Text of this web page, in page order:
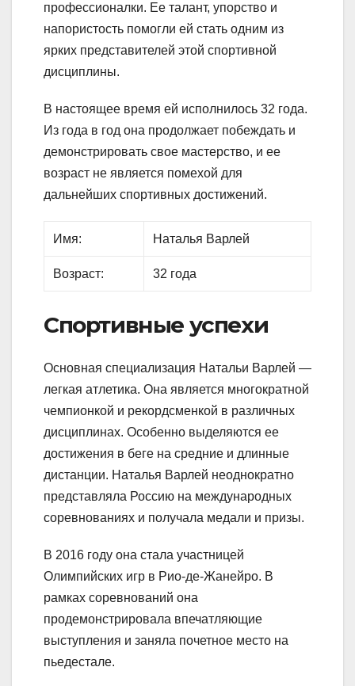
профессионалки. Ее талант, упорство и
напористость помогли ей стать одним из
ярких представителей этой спортивной
дисциплины.
В настоящее время ей исполнилось 32 года.
Из года в год она продолжает побеждать и
демонстрировать свое мастерство, и ее
возраст не является помехой для
дальнейших спортивных достижений.
Имя: Наталья Варлей
Возраст: 32 года
Спортивные успехи
Основная специализация Натальи Варлей —
легкая атлетика. Она является многократной
чемпионкой и рекордсменкой в различных
дисциплинах. Особенно выделяются ее
достижения в беге на средние и длинные
дистанции. Наталья Варлей неоднократно
представляла Россию на международных
соревнованиях и получала медали и призы.
В 2016 году она стала участницей
Олимпийских игр в Рио-де-Жанейро. В
рамках соревнований она
продемонстрировала впечатляющие
выступления и заняла почетное место на
пьедестале.